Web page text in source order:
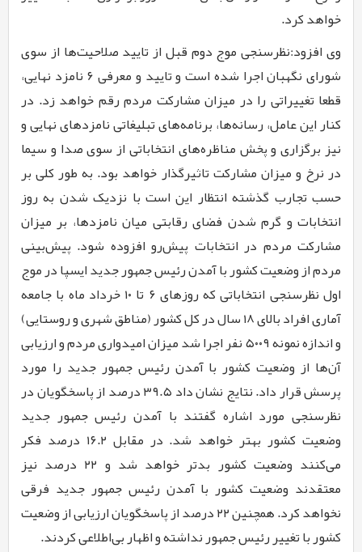
خواهد کرد.
وی افزود:نظرسنجی موج دوم قبل از تایید صلاحیت‌ها از سوی
شورای نگهبان اجرا شده است و تایید و معرفی ۶ نامزد نهایی،
قطعا تغییراتی را در میزان مشارکت مردم رقم خواهد زد. در
کنار این عامل، رسانه‌ها، برنامه‌های تبلیغاتی نامزدهای نهایی و
نیز برگزاری و پخش مناظره‌های انتخاباتی از سوی صدا و سیما
در نرخ و میزان مشارکت تاثیرگذار خواهد بود. به طور کلی بر
حسب تجارب گذشته انتظار این است با نزدیک شدن به روز
انتخابات و گرم شدن فضای رقابتی میان نامزدها، بر میزان
مشارکت مردم در انتخابات پیش‌رو افزوده شود. پیش‌بینی
مردم از وضعیت کشور با آمدن رئیس جمهور جدید ایسپا در موج
اول نظرسنجی انتخاباتی که روزهای ۶ تا ۱۰ خرداد ماه با جامعه
آماری افراد بالای ۱۸ سال در کل کشور (مناطق شهری و روستایی)
و اندازه نمونه ۵۰۰۹ نفر اجرا شد میزان امیدواری مردم و ارزیابی
آن‌ها از وضعیت کشور با آمدن رئیس جمهور جدید را مورد
پرسش قرار داد. نتایج نشان داد ۳۹.۵ درصد از پاسخگویان در
نظرسنجی مورد اشاره گفتند با آمدن رئیس جمهور جدید
وضعیت کشور بهتر خواهد شد. در مقابل ۱۶.۲ درصد فکر
می‌کنند وضعیت کشور بدتر خواهد شد و ۲۲ درصد نیز
معتقدند وضعیت کشور با آمدن رئیس جمهور جدید فرقی
نخواهد کرد. همچنین ۲۲ درصد از پاسخگویان ارزیابی از وضعیت
کشور با تغییر رئیس جمهور نداشته و اظهار بی‌اطلاعی کردند.